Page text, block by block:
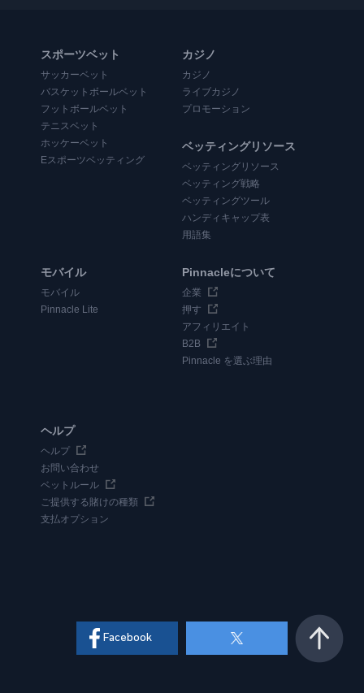
スポーツベット
サッカーベット
バスケットボールベット
フットボールベット
テニスベット
ホッケーベット
Eスポーツベッティング
カジノ
カジノ
ライブカジノ
プロモーション
ベッティングリソース
ベッティングリソース
ベッティング戦略
ベッティングツール
ハンディキャップ表
用語集
モバイル
モバイル
Pinnacle Lite
Pinnacleについて
企業
押す
アフィリエイト
B2B
Pinnacle を選ぶ理由
ヘルプ
ヘルプ
お問い合わせ
ベットルール
ご提供する賭けの種類
支払オプション
Facebook